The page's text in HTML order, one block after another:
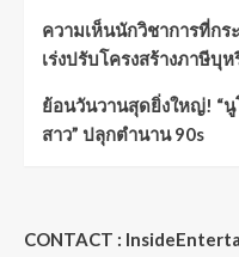
ความเห็นนักวิชาการที่กร
เร่งปรับโครงสร้างภาษีบุ
ย้อนวันวานสุดยิ่งใหญ่! “นู
สาว” ปลุกตำนาน 90s
CONTACT :